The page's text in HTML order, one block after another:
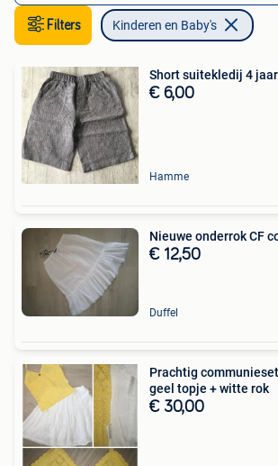
Filters Kinderen en Baby's
Short suitekledij 4 jaar
€ 6,00
Hamme
Nieuwe onderrok CF
€ 12,50
Duffel
Prachtig
geel topje + witte rok
€ 30,00